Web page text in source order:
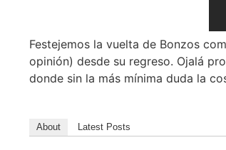
Festejemos la vuelta de Bonzos
opinión) desde su regreso. Ojalá
donde sin la más mínima duda la
About Latest Posts